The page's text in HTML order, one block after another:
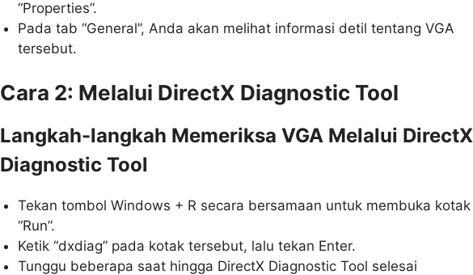
“Properties”.
Pada tab “General”, Anda akan melihat informasi detil tentang VGA
tersebut.
Cara 2: Melalui DirectX Diagnostic Tool
Langkah-langkah Memeriksa VGA Melalui DirectX
Diagnostic Tool
Tekan tombol Windows + R secara bersamaan untuk membuka kotak
“Run”.
Ketik “dxdiag” pada kotak tersebut, lalu tekan Enter.
Tunggu beberapa saat hingga DirectX Diagnostic Tool selesai